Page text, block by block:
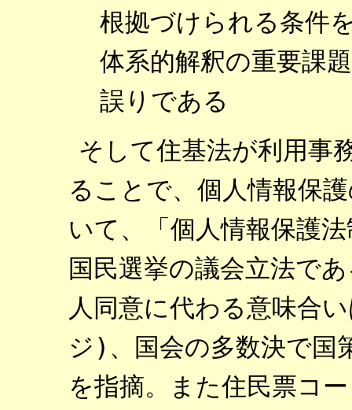
根拠づけられる条件
体系的解釈の重要課
誤りである
そして住基法が利用事
ることで、個人情報保
いて、「個人情報保護
国民選挙の議会立法で
人同意に代わる意味合
ジ)、国会の多数決で国
を指摘。また住民票コ